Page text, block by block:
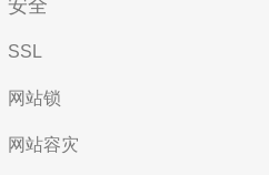
安全
SSL
网站锁
网站容灾